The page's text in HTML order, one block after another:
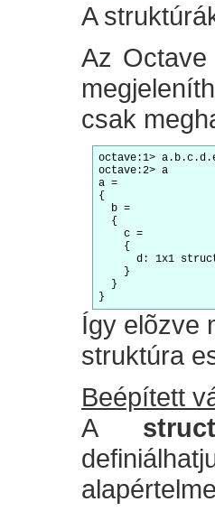
A
Az
csak
octave:1>
octave:2> a
a =
{
  b =
  {
    c =
    {
d: 1x1
    }
  }
}
Így elõzve
struktúra
Beépített
A